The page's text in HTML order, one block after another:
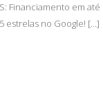
Financiamento em
estrelas no Google! […]